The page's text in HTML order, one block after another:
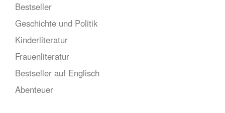
Bestseller
Geschichte und Politik
Kinderliteratur
Frauenliteratur
Bestseller auf Englisch
Abenteuer